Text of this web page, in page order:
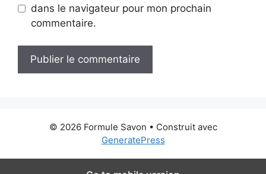
dans le navigateur pour mon prochain
commentaire.
© 2026 Formule Savon • Construit avec
GeneratePress